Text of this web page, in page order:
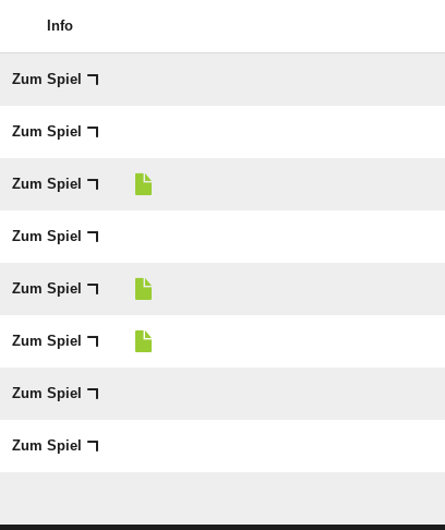
Info
Zum Spiel
Zum Spiel
Zum Spiel
Zum Spiel
Zum Spiel
Zum Spiel
Zum Spiel
Zum Spiel